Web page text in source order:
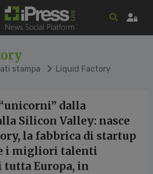
stampa Liquid Factory
dalla
Silicon Valley: nasce
la fabbrica di startup
i migliori talenti
Europa, in